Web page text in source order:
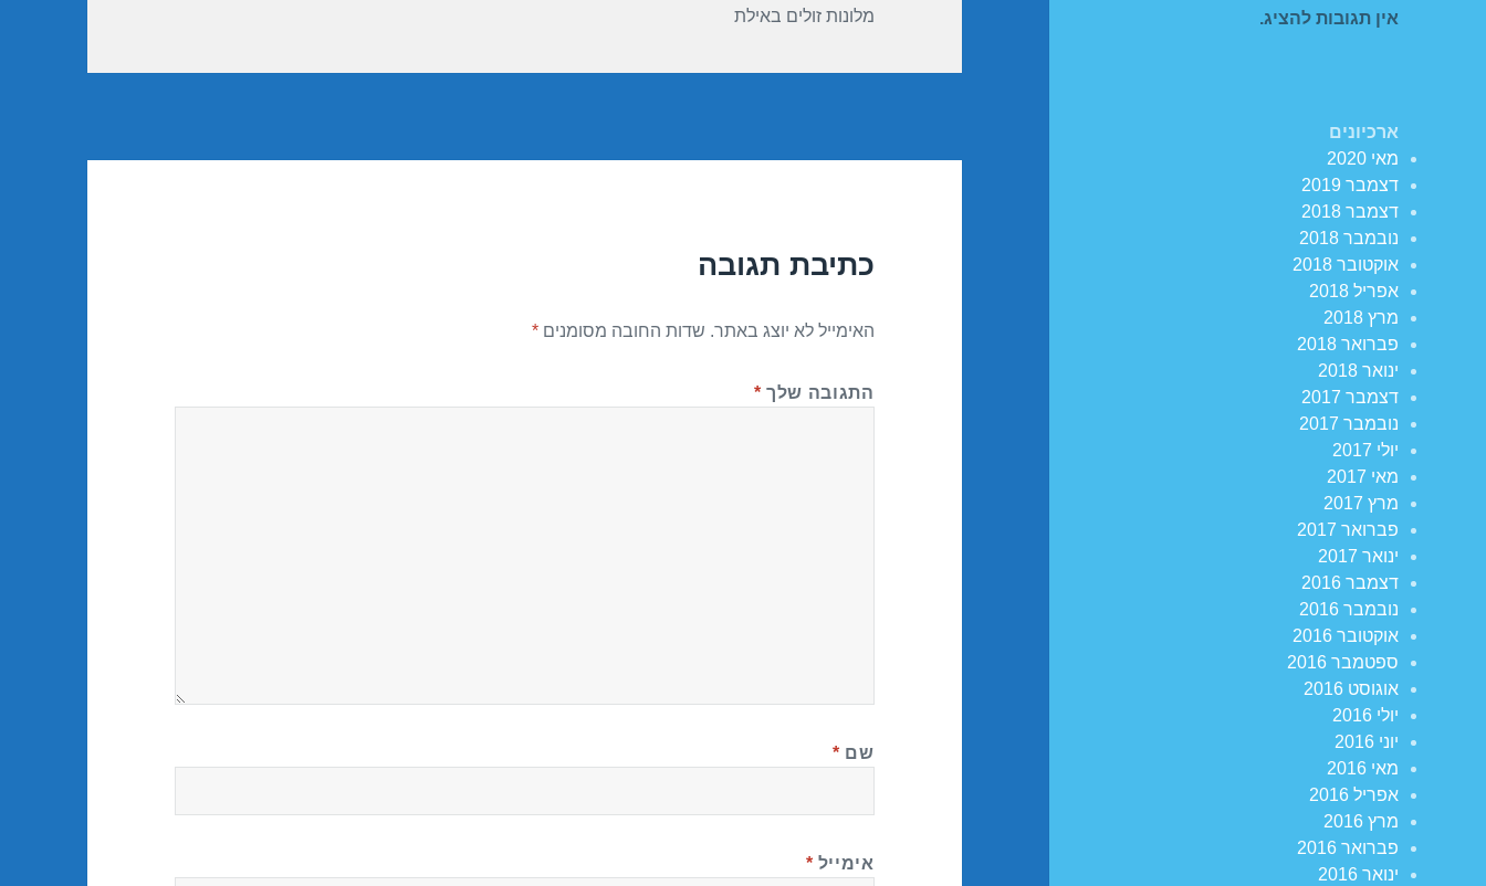
אין תגובות להציג.
ארכיונים
מאי 2020
דצמבר 2019
דצמבר 2018
נובמבר 2018
אוקטובר 2018
אפריל 2018
מרץ 2018
פברואר 2018
ינואר 2018
דצמבר 2017
נובמבר 2017
יולי 2017
מאי 2017
מרץ 2017
פברואר 2017
ינואר 2017
דצמבר 2016
נובמבר 2016
אוקטובר 2016
ספטמבר 2016
אוגוסט 2016
יולי 2016
יוני 2016
מאי 2016
אפריל 2016
מרץ 2016
פברואר 2016
ינואר 2016
מלונות זולים באילת
כתיבת תגובה
האימייל לא יוצג באתר. שדות החובה מסומנים*
התגובה שלך *
שם *
אימייל *